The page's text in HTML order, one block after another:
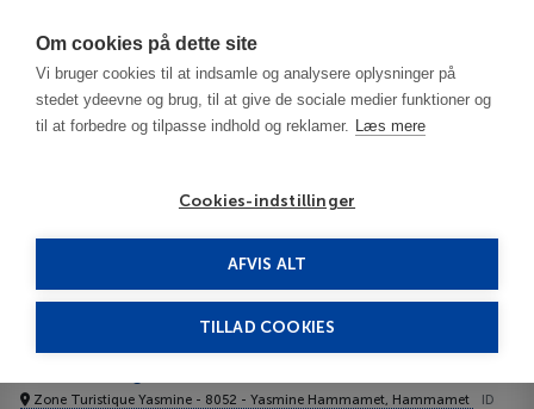
Om cookies på dette site
Vi bruger cookies til at indsamle og analysere oplysninger på
stedet ydeevne og brug, til at give de sociale medier funktioner og
til at forbedre og tilpasse indhold og reklamer. Læs mere
Cookies-indstillinger
AFVIS ALT
TILLAD COOKIES
Tunesien
Hammamet
Lella Baya Thalasso 4****
Zone Turistique Yasmine - 8052 - Yasmine Hammamet, Hammamet
ID